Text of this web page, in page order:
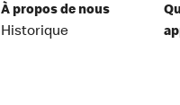
À propos de nous
Historique